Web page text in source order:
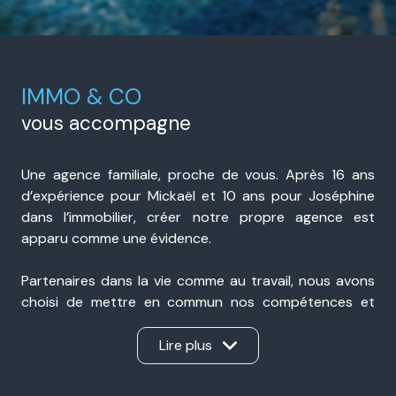
IMMO & CO
vous accompagne
Une agence familiale, proche de vous. Après 16 ans
d’expérience pour Mickaël et 10 ans pour Joséphine
dans l’immobilier, créer notre propre agence est
apparu comme une évidence.
Partenaires dans la vie comme au travail, nous avons
choisi de mettre en commun nos compétences et
notre expérience pour accompagner nos clients avec
sérieux, transparence et réactivité. Présents à Portes-
lès-Valence et à Valence, nous sommes une agence
Lire plus